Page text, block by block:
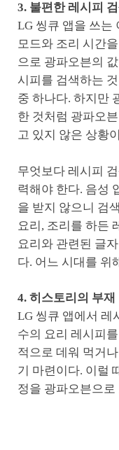
3. 불편한 레시피
LG 씽큐 앱을 쓰는
모드와 조리 시간
으로 광파오븐의
시피를 검색하는
중 하나다. 하지만
한 것처럼 광파오
고 있지 않은 상황
무엇보다 레시피
력해야 한다. 음성
을 받지 않으니 검
요리, 조리를 하든
요리와 관련된 글
다. 어느 시대를 위
4. 히스토리의 부재
LG 씽큐 앱에서 레
수의 요리 레시피
적으로 데워 먹거
기 마련이다. 이럴
정을 광파오븐으로